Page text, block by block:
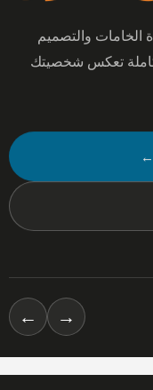
والتصميم
تعكس شخصيتك
→
←